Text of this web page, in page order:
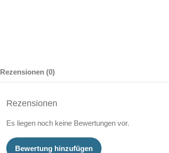
Rezensionen (0)
Rezensionen
Es liegen noch keine Bewertungen vor.
Bewertung hinzufügen